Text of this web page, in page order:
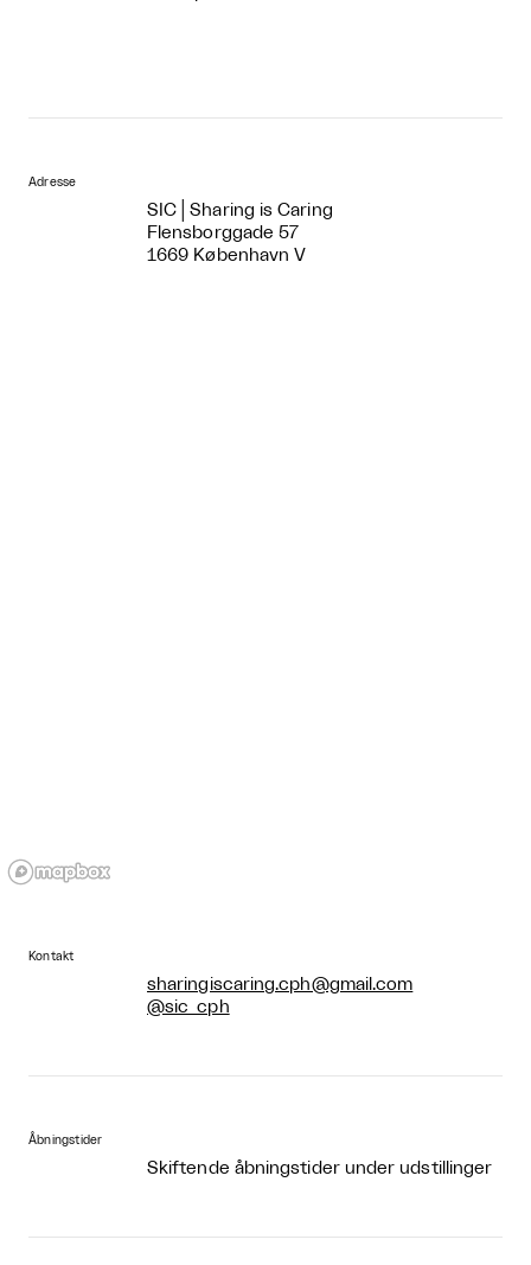
Adresse
SIC│Sharing is Caring
Flensborggade 57
1669 København V
Kontakt
sharingiscaring.cph@gmail.com
@sic_cph
Åbningstider
Skiftende åbningstider under udstillinger